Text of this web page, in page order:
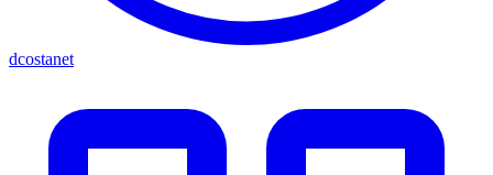
dcostanet